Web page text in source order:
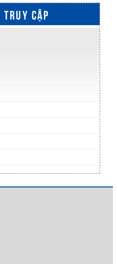
TRUY CẬP